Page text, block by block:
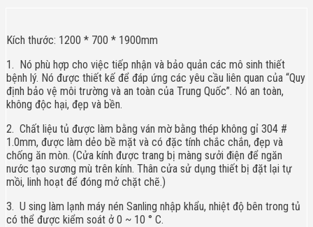
Kích thước: 1200 * 700 * 1900mm
1. Nó phù hợp cho việc tiếp nhận và bảo quản các mô sinh thiết
bệnh lý. Nó được thiết kế để đáp ứng các yêu cầu liên quan của “Quy
định bảo vệ môi trường và an toàn của Trung Quốc”. Nó an toàn,
không độc hại, đẹp và bền.
2. Chất liệu tủ được làm bằng ván mờ bằng thép không gỉ 304 #
1.0mm, được làm dẻo bề mặt và có đặc tính chắc chắn, đẹp và
chống ăn mòn. (Cửa kính được trang bị màng sưởi điện để ngăn
nước tạo sương mù trên kính. Thân cửa sử dụng thiết bị đặt lại tự
mồi, linh hoạt để đóng mở chặt chẽ.)
3. U sing làm lạnh máy nén Sanling nhập khẩu, nhiệt độ bên trong tủ
có thể được kiểm soát ở 0 ~ 10 ° C.